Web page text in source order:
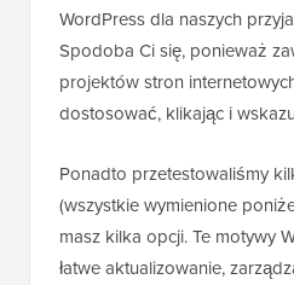
WordPress dla naszych
Spodoba Ci się, ponieważ
projektów stron
dostosować, klikając i
Ponadto przetestowaliśmy
(wszystkie wymienione
masz kilka opcji. Te motywy
łatwe aktualizowanie,